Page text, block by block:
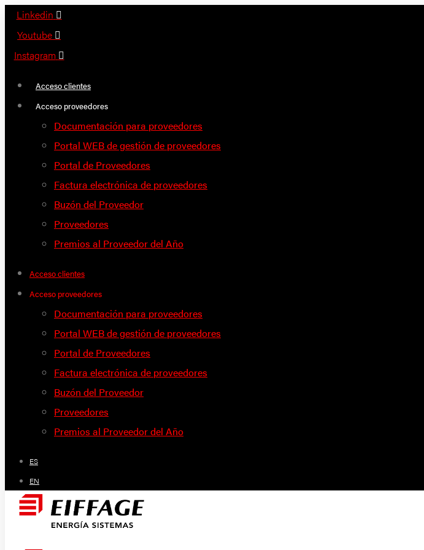
Saltar
contenido
Linkedin
Youtube
Instagram
Acceso clientes
Acceso proveedores
Documentación para proveedores
Portal WEB de gestión de proveedores
Portal de Proveedores
Factura electrónica de proveedores
Buzón del Proveedor
Proveedores
Premios al Proveedor del Año
Acceso clientes
Acceso proveedores
Documentación para proveedores
Portal WEB de gestión de proveedores
Portal de Proveedores
Factura electrónica de proveedores
Buzón del Proveedor
Proveedores
Premios al Proveedor del Año
ES
EN